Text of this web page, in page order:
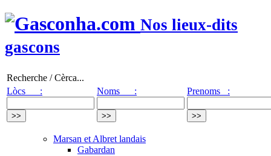
Nos lieux-dits
gascons
Recherche / Cèrca...
Lòcs :
Noms : Prenoms :
Marsan et Albret landais
Gabardan